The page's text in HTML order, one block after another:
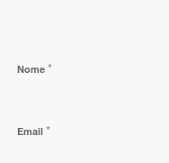
Nome *
Email *